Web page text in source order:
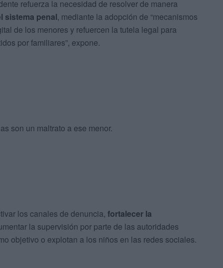
refuerza la necesidad de resolver de manera
sistema penal, mediante la adopción de “mecanismos
de los menores y refuercen la tutela legal para
por familiares”, expone.
son un maltrato a ese menor.
los canales de denuncia, fortalecer la
la supervisión por parte de las autoridades
objetivo o explotan a los niños en las redes sociales.